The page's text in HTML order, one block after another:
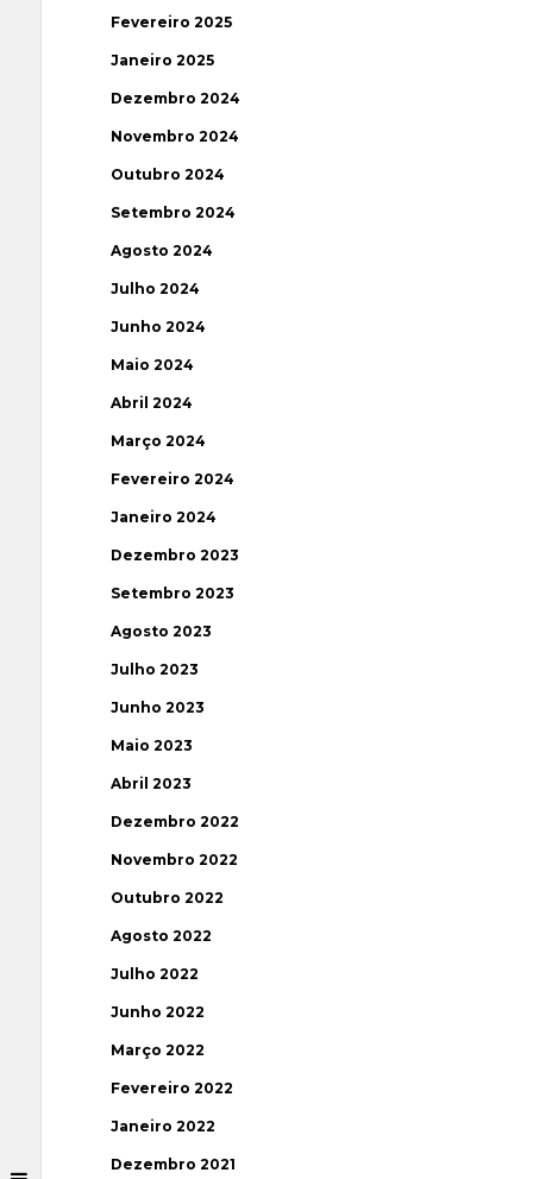
Fevereiro 2025
Janeiro 2025
Dezembro 2024
Novembro 2024
Outubro 2024
Setembro 2024
Agosto 2024
Julho 2024
Junho 2024
Maio 2024
Abril 2024
Março 2024
Fevereiro 2024
Janeiro 2024
Dezembro 2023
Setembro 2023
Agosto 2023
Julho 2023
Junho 2023
Maio 2023
Abril 2023
Dezembro 2022
Novembro 2022
Outubro 2022
Agosto 2022
Julho 2022
Junho 2022
Março 2022
Fevereiro 2022
Janeiro 2022
Dezembro 2021